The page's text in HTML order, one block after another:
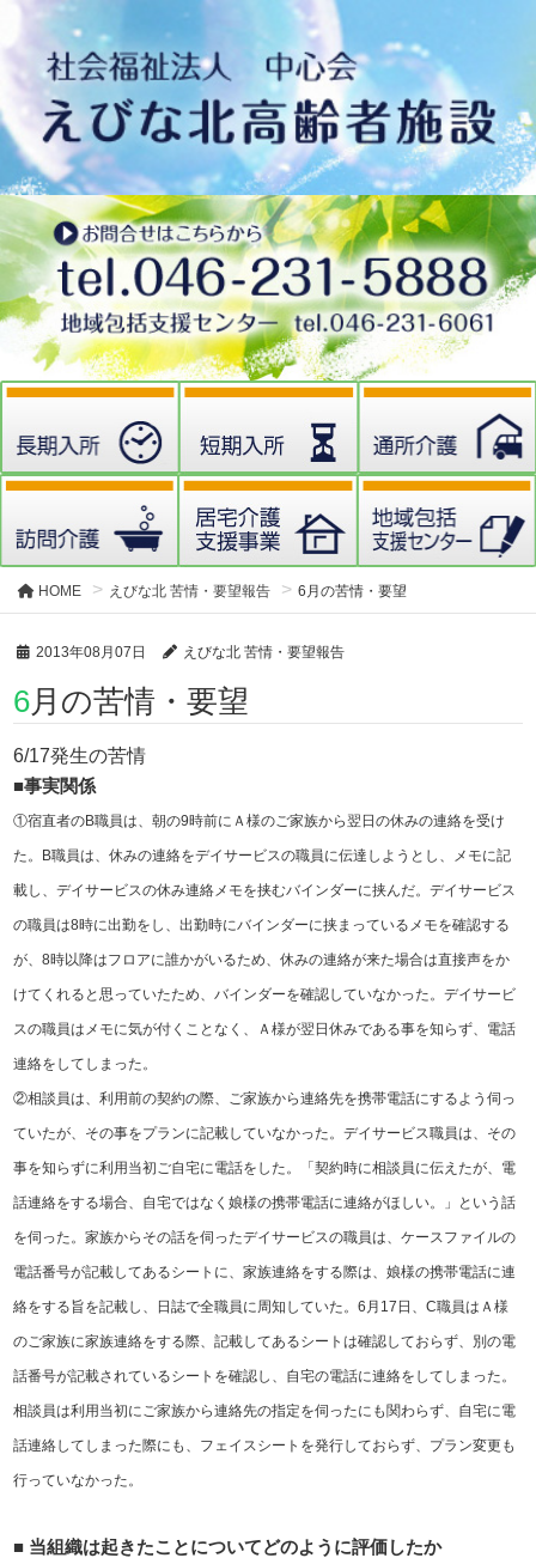
HOME えびな北 苦情・要望報告 6月の苦情・要望
2013年08月07日 えびな北 苦情・要望報告
6月の苦情・要望
6/17発生の苦情
■事実関係
①宿直者のB職員は、朝の9時前にＡ様のご家族から翌日の休みの連絡を受け
た。 B職員は、休みの連絡をデイサービスの職員に伝達しようとし、メモに記
載し、デイサービスの休み連絡メモを挟むバインダーに挟んだ。デイサービス
の職員は8時に出勤をし、出勤時にバインダーに挟まっているメモを確認する
が、8時以降はフロアに誰かがいるため、休みの連絡が来た場合は直接声をか
けてくれると思っていたため、バインダーを確認していなかった。デイサービ
スの職員はメモに気が付くことなく、Ａ様が翌日休みである事を知らず、電話
連絡をしてしまった。
②相談員は、利用前の契約の際、ご家族から連絡先を携帯電話にするよう伺っ
ていたが、その事をプランに記載していなかった。デイサービス職員は、その
事を知らずに利用当初ご自宅に電話をした。「契約時に相談員に伝えたが、電
話連絡をする場合、自宅ではなく娘様の携帯電話に連絡がほしい。」という話
を伺った。家族からその話を伺ったデイサービスの職員は、ケースファイルの
電話番号が記載してあるシートに、家族連絡をする際は、娘様の携帯電話に連
絡をする旨を記載し、日誌で全職員に周知していた。6 月 17 日、C職員はＡ様
のご家族に家族連絡をする際、記載してあるシートは確認しておらず、別の電
話番号が記載されているシートを確認し、自宅の電話に連絡をしてしまった。
相談員は利用当初にご家族から連絡先の指定を伺ったにも関わらず、自宅に電
話連絡してしまった際にも、フェイスシートを発行しておらず、プラン変更も
行っていなかった。
■ 当組織は起きたことについてどのように評価したか